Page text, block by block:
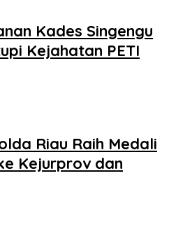
Kades Singengu
Kejahatan PETI
Riau Raih Medali
Kejurprov dan